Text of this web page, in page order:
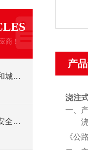
商！
标线厚度测定仪在交通安全和城市管理中具有重要作用
岩石弹性模量测定仪要如何安全规范地进行实验？
产
浇注
一、
《公